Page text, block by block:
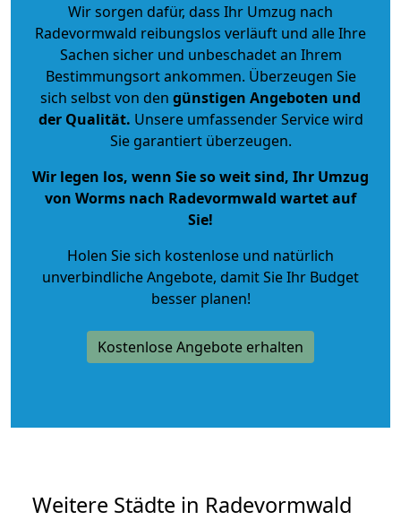
Wir sorgen dafür, dass Ihr Umzug nach
Radevormwald reibungslos verläuft und alle Ihre
Sachen sicher und unbeschadet an Ihrem
Bestimmungsort ankommen. Überzeugen Sie
sich selbst von den günstigen Angeboten und
der Qualität. Unsere umfassender Service wird
Sie garantiert überzeugen.
Wir legen los, wenn Sie so weit sind, Ihr Umzug
von Worms nach Radevormwald wartet auf
Sie!
Holen Sie sich kostenlose und natürlich
unverbindliche Angebote, damit Sie Ihr Budget
besser planen!
Kostenlose Angebote erhalten
Weitere Städte in Radevormwald